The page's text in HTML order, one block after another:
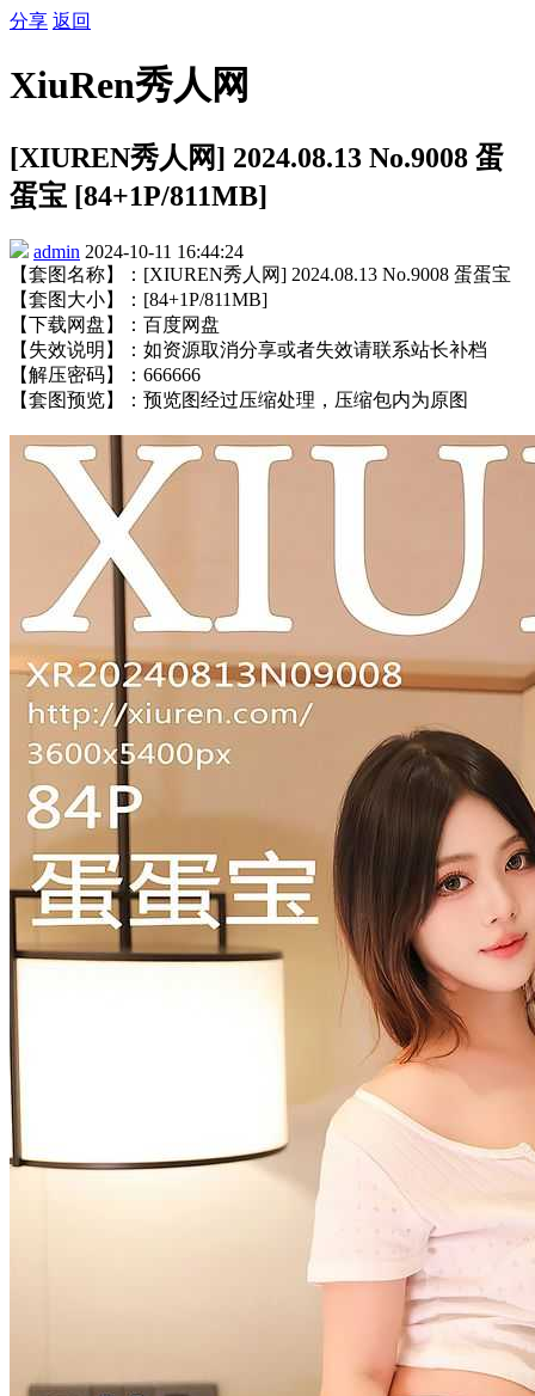
分享 返回
XiuRen秀人网
[XIUREN秀人网] 2024.08.13 No.9008 蛋
蛋宝 [84+1P/811MB]
admin 2024-10-11 16:44:24
【套图名称】：[XIUREN秀人网] 2024.08.13 No.9008 蛋蛋宝
【套图大小】：[84+1P/811MB]
【下载网盘】：百度网盘
【失效说明】：如资源取消分享或者失效请联系站长补档
【解压密码】：666666
【套图预览】：预览图经过压缩处理，压缩包内为原图